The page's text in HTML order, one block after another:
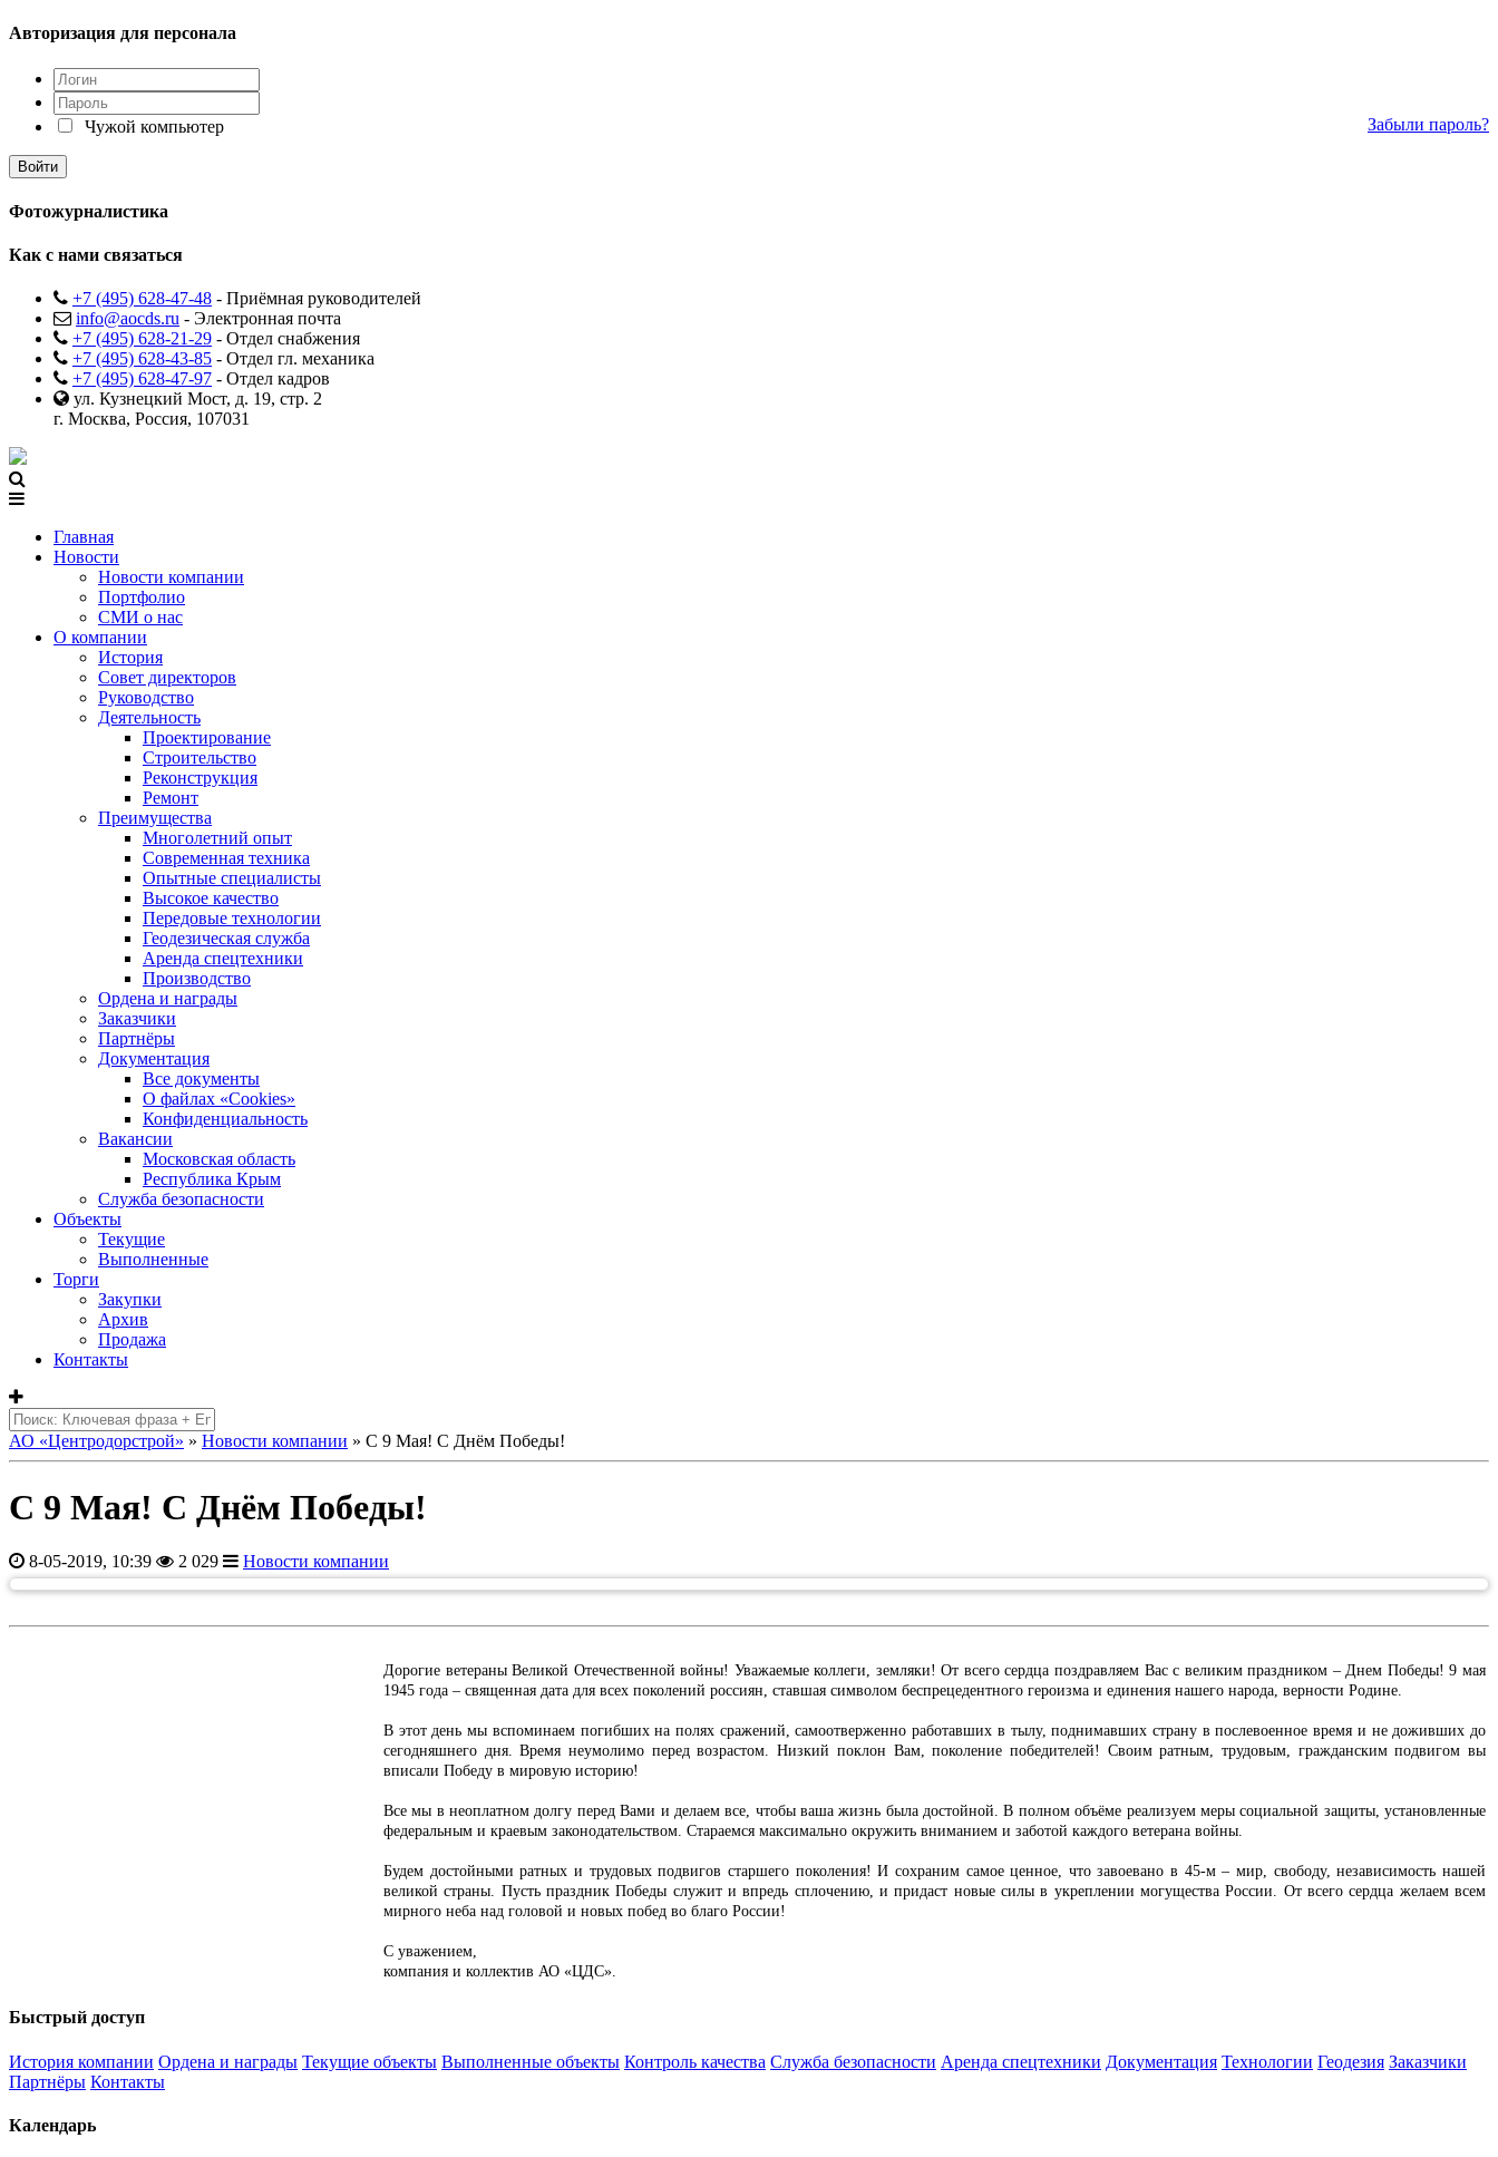
Авторизация для персонала
Чужой компьютер Забыли пароль?
Фотожурналистика
Как с нами связаться
+7 (495) 628-47-48 - Приёмная руководителей
info@aocds.ru - Электронная почта
+7 (495) 628-21-29 - Отдел снабжения
+7 (495) 628-43-85 - Отдел гл. механика
+7 (495) 628-47-97 - Отдел кадров
ул. Кузнецкий Мост, д. 19, стр. 2
г. Москва, Россия, 107031
Главная
Новости
Новости компании
Портфолио
СМИ о нас
О компании
История
Совет директоров
Руководство
Деятельность
Проектирование
Строительство
Реконструкция
Ремонт
Преимущества
Многолетний опыт
Современная техника
Опытные специалисты
Высокое качество
Передовые технологии
Геодезическая служба
Аренда спецтехники
Производство
Ордена и награды
Заказчики
Партнёры
Документация
Все документы
О файлах «Сookies»
Конфиденциальность
Вакансии
Московская область
Республика Крым
Служба безопасности
Объекты
Текущие
Выполненные
Торги
Закупки
Архив
Продажа
Контакты
АО «Центродорстрой» » Новости компании » С 9 Мая! С Днём Победы!
С 9 Мая! С Днём Победы!
8-05-2019, 10:39 2 029 Новости компании
Дорогие ветераны Великой Отечественной войны! Уважаемые коллеги, земляки! От всего сердца поздравляем Вас с великим праздником – Днем Победы! 9 мая
1945 года – священная дата для всех поколений россиян, ставшая символом беспрецедентного героизма и единения нашего народа, верности Родине.
В этот день мы вспоминаем погибших на полях сражений, самоотверженно работавших в тылу, поднимавших страну в послевоенное время и не доживших до
сегодняшнего дня. Время неумолимо перед возрастом. Низкий поклон Вам, поколение победителей! Своим ратным, трудовым, гражданским подвигом вы
вписали Победу в мировую историю!
Все мы в неоплатном долгу перед Вами и делаем все, чтобы ваша жизнь была достойной. В полном объёме реализуем меры социальной защиты, установленные
федеральным и краевым законодательством. Стараемся максимально окружить вниманием и заботой каждого ветерана войны.
Будем достойными ратных и трудовых подвигов старшего поколения! И сохраним самое ценное, что завоевано в 45-м – мир, свободу, независимость нашей
великой страны. Пусть праздник Победы служит и впредь сплочению, и придаст новые силы в укреплении могущества России. От всего сердца желаем всем
мирного неба над головой и новых побед во благо России!
С уважением,
компания и коллектив АО «ЦДС».
Быстрый доступ
История компании Ордена и награды Текущие объекты Выполненные объекты Контроль качества Служба безопасности Аренда спецтехники Документация Технологии Геодезия Заказчики
Партнёры Контакты
Календарь